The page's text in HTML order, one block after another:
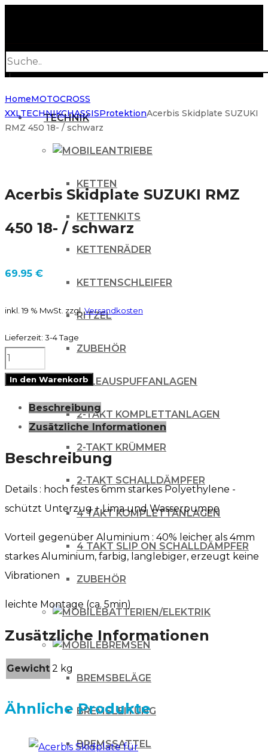
search
TECHNIK
ANTRIEBE
KETTEN
KETTENKITS
KETTENRÄDER
KETTENSCHLEIFER
RITZEL
ZUBEHÖR
AUSPUFFANLAGEN
2-TAKT KOMPLETTANLAGEN
2-TAKT KRÜMMER
2-TAKT SCHALLDÄMPFER
4 TAKT KOMPLETTANLAGEN
4 TAKT SLIP ON SCHALLDÄMPFER
ZUBEHÖR
BATTERIEN/ELEKTRIK
BREMSEN
BREMSBELÄGE
BREMSLEITUNG
BREMSSATTEL
HomeMOTOCROSS
XXLTECHNIKCHASSISProtektionAcerbis Skidplate SUZUKI
RMZ 450 18- / schwarz
Acerbis Skidplate SUZUKI RMZ
450 18- / schwarz
69.95 €
inkl. 19 % MwSt. zzgl.Versandkosten
Lieferzeit: 3-4 Tage
Acerbis
Skidplate
18-
schwarz
Menge
In den Warenkorb
Beschreibung
Zusätzliche Informationen
Beschreibung
Details : hoch festes 6mm starkes Polyethylene -
schützt Unterzug + Lima und Wasserpumpe
Vorteil gegenüber Aluminium : 40% leicher als 4mm
starkes Aluminium, farbig, langlebiger, erzeugt keine
Vibrationen
leichte Montage (ca. 5min)
Zusätzliche Informationen
Gewicht 2 kg
Ähnliche Produkte